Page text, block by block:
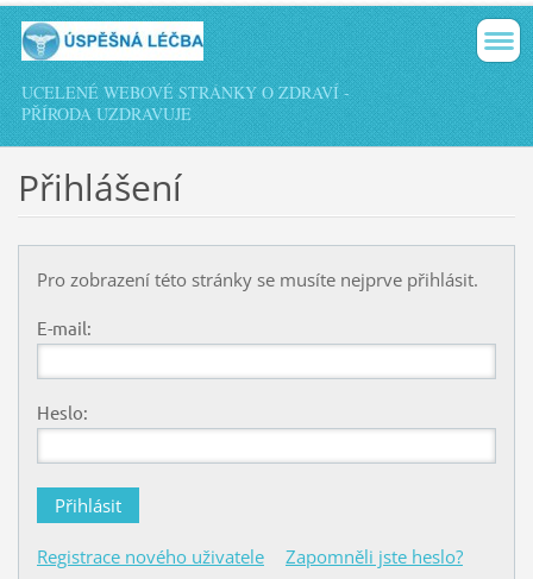
UCELENÉ WEBOVÉ STRÁNKY O ZDRAVÍ -
PŘÍRODA UZDRAVUJE
Přihlášení
Pro zobrazení této stránky se musíte nejprve přihlásit.
E-mail:
Heslo:
Registrace nového uživatele Zapomněli jste heslo?